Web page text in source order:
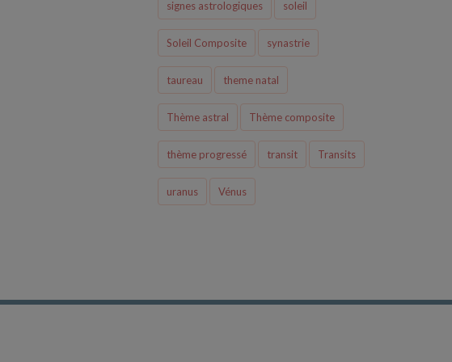
signes astrologiques soleil
Soleil Composite synastrie
taureau theme natal
Thème astral Thème composite
thème progressé transit Transits
uranus Vénus